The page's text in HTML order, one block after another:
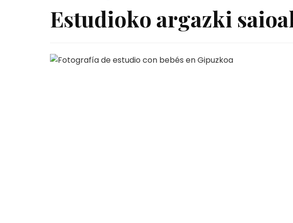
Estudioko argazki